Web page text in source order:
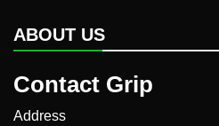
ABOUT US
Contact Grip
Address